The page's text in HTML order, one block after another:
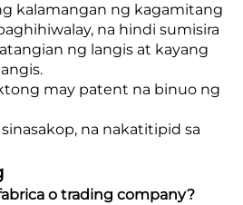
kalamangan ng kagamitang
na hindi sumisira
ng langis at kayang
may patent na binuo ng
na nakatitipid sa
o trading company?